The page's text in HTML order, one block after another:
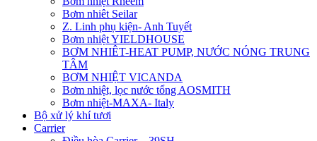
Bơm nhiêt Seilar
Z. Linh phụ kiện- Anh Tuyết
Bơm nhiệt YIELDHOUSE
BƠM NHIÊT-HEAT PUMP, NƯỚC NÓNG TRUNG
TÂM
BƠM NHIỆT VICANDA
Bơm nhiệt, lọc nước tổng AOSMITH
Bơm nhiệt-MAXA- Italy
Bộ xử lý khí tươi
Carrier